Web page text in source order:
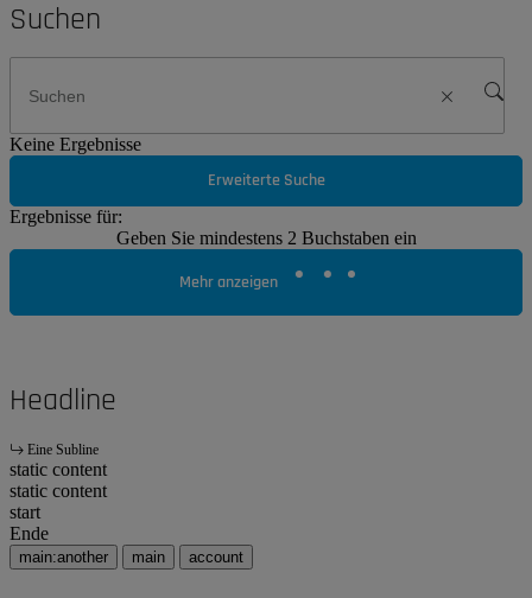
Suchen
Keine Ergebnisse
Erweiterte Suche
Ergebnisse für:
Geben Sie mindestens 2 Buchstaben ein
Mehr anzeigen
Headline
Eine Subline
static content
static content
start
Ende
main:another main account